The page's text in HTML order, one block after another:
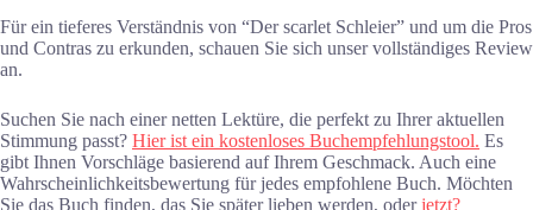
Für ein tieferes Verständnis von “Der scarlet Schleier” und um die Pros
und Contras zu erkunden, schauen Sie sich unser vollständiges Review
an.
Suchen Sie nach einer netten Lektüre, die perfekt zu Ihrer aktuellen
Stimmung passt? Hier ist ein kostenloses Buchempfehlungstool. Es
gibt Ihnen Vorschläge basierend auf Ihrem Geschmack. Auch eine
Wahrscheinlichkeitsbewertung für jedes empfohlene Buch. Möchten
Sie das Buch finden, das Sie später lieben werden, oderjetzt?